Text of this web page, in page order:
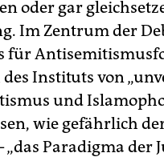
oder gar
Im Zentrum der
für
Instituts von
und
wie gefährlich
„das Paradigma der